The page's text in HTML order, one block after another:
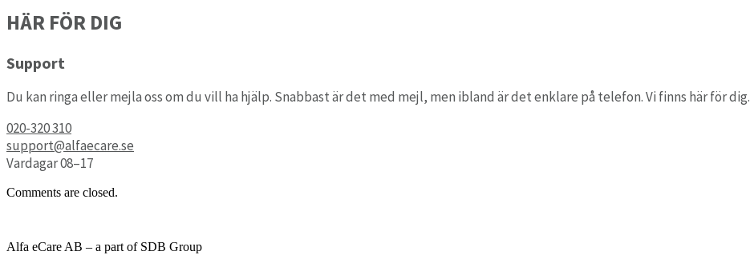
HÄR FÖR DIG
Support
Du kan ringa eller mejla oss om du vill ha hjälp. Snabbast är det med mejl, men ibland är det enklare på telefon. Vi finns här för dig.
020-320 310
support@alfaecare.se
Vardagar 08–17
Comments are closed.
Alfa eCare AB – a part of SDB Group